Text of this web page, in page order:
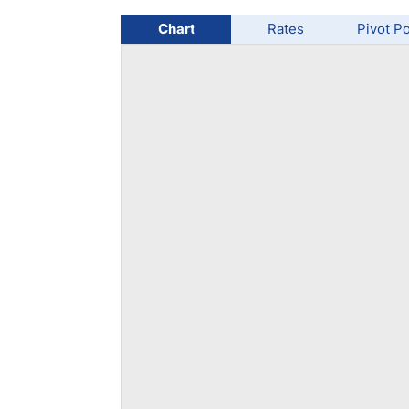
Chart Rates Pivot